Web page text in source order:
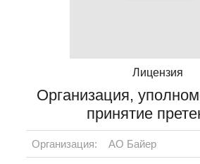
Лицензия
Организация,
принятие
Организация: АО Байер